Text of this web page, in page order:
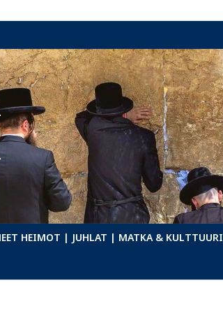
HEIMOT | JUHLAT | MATKA & KULTTUURI